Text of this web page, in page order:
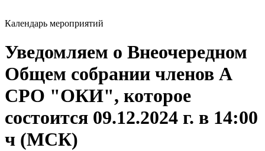
Календарь мероприятий
Уведомляем о Внеочередном
Общем собрании членов А
СРО "ОКИ", которое
состоится 09.12.2024 г. в 14:00
ч (МСК)